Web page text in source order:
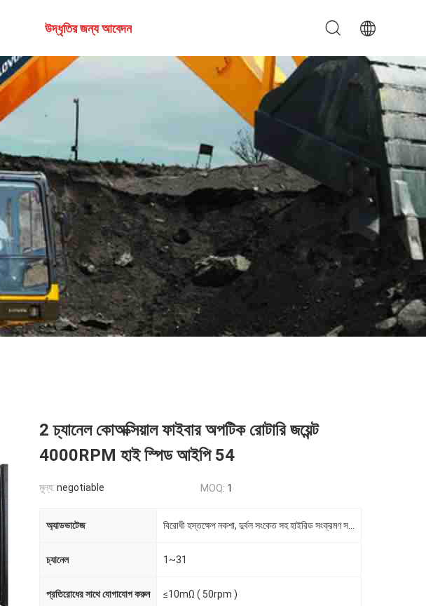
উদ্ধৃতির জন্য আবেদন
2 চ্যানেল কোঅক্সিয়াল ফাইবার অপটিক রোটারি জয়েন্ট
4000RPM হাই স্পিড আইপি 54
মূল্য: negotiable MOQ: 1
অ্যাডভাটেজ
চ্যানেল 1~31
প্রতিরোধের সাথে যোগাযোগ করুন ≤10mΩ ( 50rpm )